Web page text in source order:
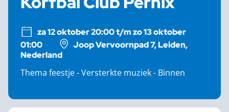
za 12 oktober 20:00 t/m zo 13 oktober
01:00
Joop Vervoornpad 7, Leiden,
Nederland
Thema feestje - Versterkte muziek - Binnen